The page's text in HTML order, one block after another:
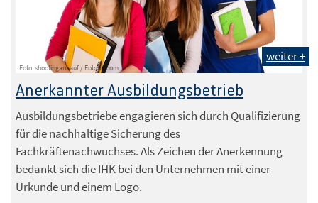
Foto: shootingankauf / Fotolia.com
weiter +
Anerkannter Ausbildungsbetrieb
Ausbildungsbetriebe engagieren sich durch Qualifizierung
für die nachhaltige Sicherung des
Fachkräftenachwuchses. Als Zeichen der Anerkennung
bedankt sich die IHK bei den Unternehmen mit einer
Urkunde und einem Logo.